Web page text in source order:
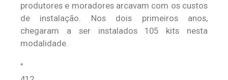
produtores e moradores arcavam com os custos
de instalação. Nos dois primeiros anos,
chegaram a ser instalados 105 kits nesta
modalidade.